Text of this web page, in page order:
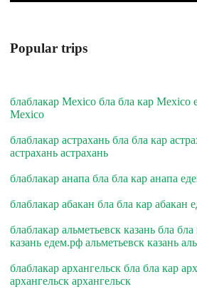
Popular trips
блаблакар Mexico бла бла кар Mexico
Mexico
блаблакар астрахань бла бла кар
астрахань астрахань
блаблакар анапа бла бла кар анапа
блаблакар абакан бла бла кар абакан
блаблакар альметьевск казань бла
казань едем.рф альметьевск казань
блаблакар архангельск бла бла кар
архангельск архангельск